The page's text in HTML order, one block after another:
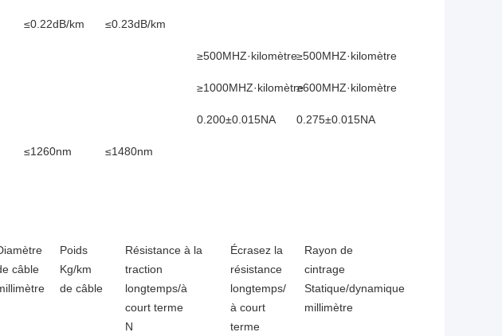
≤0.22dB/km ≤0.23dB/km
≥500MHZ·kilomètre≥500MHZ·kilomètre
≥1000MHZ·kilomètre≥600MHZ·kilomètre
0.200±0.015NA 0.275±0.015NA
≤1260nm ≤1480nm
câble
Poids
Kg/km
de câble
Résistance à la
traction
longtemps/à
court terme
N
Écrasez la
résistance
longtemps/
à court
terme
Rayon de
cintrage
Statique/dynamique
millimètre